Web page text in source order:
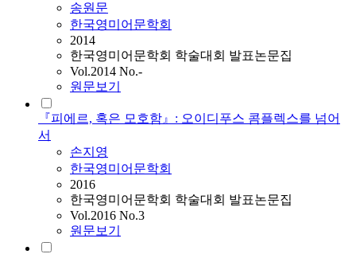
송원문
한국영미어문학회
2014
한국영미어문학회 학술대회 발표논문집
Vol.2014 No.-
원문보기
『피에르, 혹은 모호함』: 오이디푸스 콤플렉스를 넘어
서
손지영
한국영미어문학회
2016
한국영미어문학회 학술대회 발표논문집
Vol.2016 No.3
원문보기